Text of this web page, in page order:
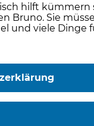
hilft kümmern
Bruno. Sie
und viele Dinge